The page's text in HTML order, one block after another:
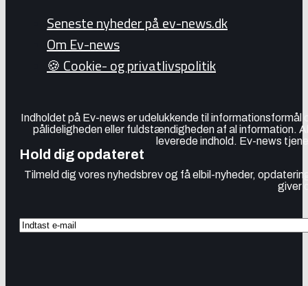
Seneste nyheder på ev-news.dk
Om Ev-news
🍪 Cookie- og privatlivspolitik
Indholdet på Ev-news er udelukkende til
pålideligheden eller fuldstændigheden af al information.
leverede indhold. Ev-news
Hold dig opdateret
Tilmeld dig vores nyhedsbrev og få elbil-nyheder,
giver